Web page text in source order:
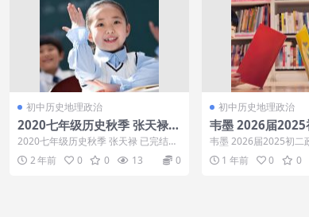
初中历史地理政治
2020七年级历史秋季 张天禄
已完结
2020七年级历史秋季 张天禄 已完结目
录：01秦时明月初一历史.mp402炎
汉...2 年前 0 0 13 0
初中历史地理政治
韦墨 2026届2025
训班（春上·全国
韦墨 2026届2025初二
上·全国版·A+），韦墨
1 年前 0 0